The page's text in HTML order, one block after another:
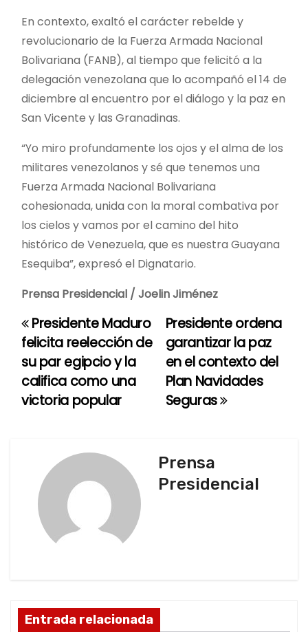
En contexto, exaltó el carácter rebelde y
revolucionario de la Fuerza Armada Nacional
Bolivariana (FANB), al tiempo que felicitó a la
delegación venezolana que lo acompañó el 14 de
diciembre al encuentro por el diálogo y la paz en
San Vicente y las Granadinas.
“Yo miro profundamente los ojos y el alma de los
militares venezolanos y sé que tenemos una
Fuerza Armada Nacional Bolivariana
cohesionada, unida con la moral combativa por
los cielos y vamos por el camino del hito
histórico de Venezuela, que es nuestra Guayana
Esequiba”, expresó el Dignatario.
Prensa Presidencial / Joelin Jiménez
N
a
v
d
Presidente ordena
garantizar la paz
en el contexto del
Plan Navidades
Seguras
Presidente Maduro
felicita reelección de
su par egipcio y la
califica como una
victoria popular
Prensa
Presidencial
Entrada relacionada